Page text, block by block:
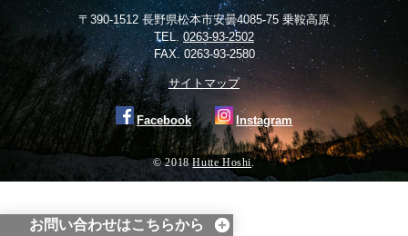
〒390-1512 長野県松本市安曇4085-75 乗鞍高原
TEL.0263-93-2502
FAX. 0263-93-2580
サイトマップ
Facebook Instagram
© 2018Hutte Hoshi.
お問い合わせはこちらから